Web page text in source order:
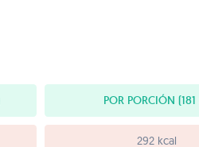
POR PORCIÓN
292 kcal